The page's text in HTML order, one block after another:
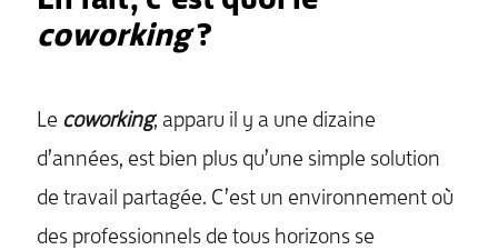
coworking?
Le coworking, apparu il y a une dizaine
d’années, est bien plus qu’une simple solution
de travail partagée. C’est un environnement où
des professionnels de tous horizons se